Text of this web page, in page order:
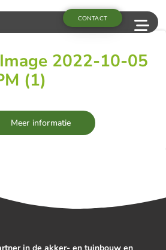
CONTACT
2022-10-05
(1)
Meer informatie